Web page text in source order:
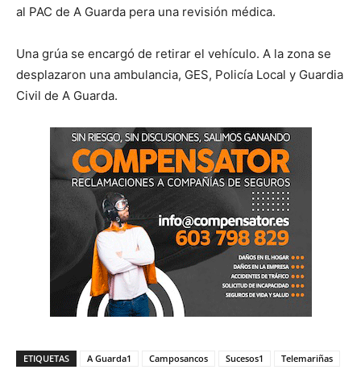
al PAC de A Guarda pera una revisión médica.
Una grúa se encargó de retirar el vehículo. A la zona se
desplazaron una ambulancia, GES, Policía Local y Guardia
Civil de A Guarda.
ETIQUETAS A Guarda1 Camposancos Sucesos1 Telemariñas